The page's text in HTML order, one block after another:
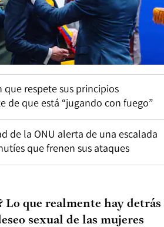
que respete sus principios
de que está “jugando con fuego”
de la ONU alerta de una escalada
que frenen sus ataques
Lo que realmente hay detrás
sexual de las mujeres